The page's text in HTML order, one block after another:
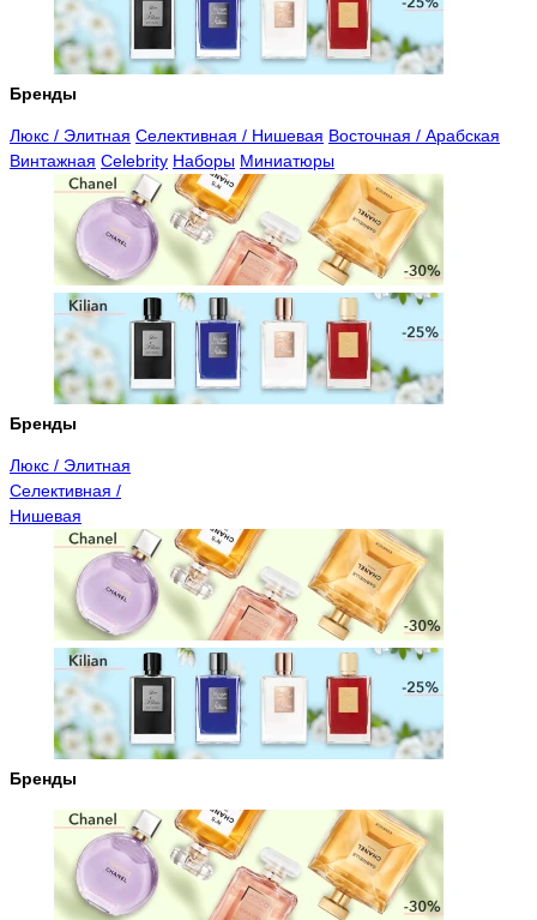
Бренды
Люкс / Элитная Селективная / Нишевая Восточная / Арабская
Винтажная Celebrity Наборы Миниатюры
Бренды
Люкс / Элитная
Селективная /
Нишевая
Бренды